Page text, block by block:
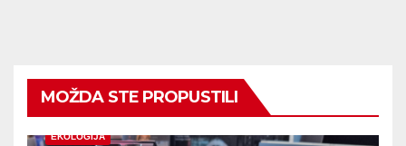
MOŽDA STE PROPUSTILI
EKOLOGIJA